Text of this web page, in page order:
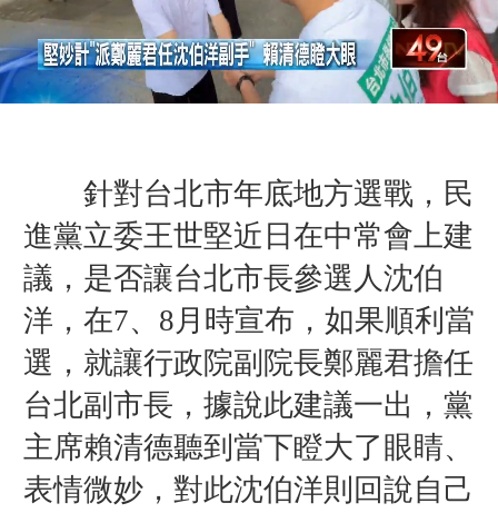
針對台北市年底地方選戰，民
進黨立委王世堅近日在中常會上建
議， 是否讓台北市長參選人沈伯
洋， 在7、8月時宣布，如果順利當
選， 就讓行政院副院長鄭麗君擔任
台北副市長，據說此建議一出， 黨
主席賴清德聽到當下瞪大了眼睛、
表情微妙，對此沈伯洋則回說自己